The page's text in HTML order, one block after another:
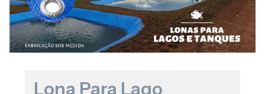
Lona Para Lago